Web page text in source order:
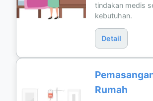
tindakan medis
kebutuhan.
Detail
Rumah